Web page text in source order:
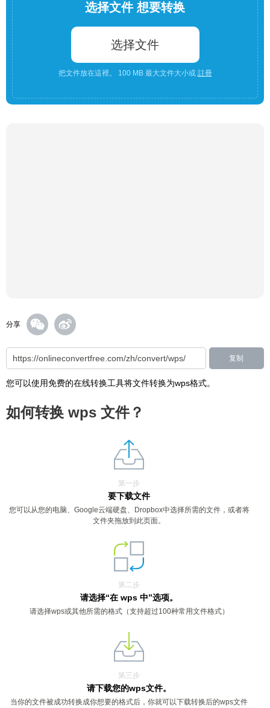
选择文件 想要转换
选择文件
把文件放在這裡。 100 MB 最大文件大小或 註冊
分享
复制
您可以使用免费的在线转换工具将文件转换为wps格式。
如何转换 wps 文件？
第一步
要下载文件
您可以从您的电脑、Google云端硬盘、Dropbox中选择所需的文件，或者将
文件夹拖放到此页面。
第二步
请选择“在 wps 中”选项。
请选择wps或其他所需的格式（支持超过100种常用文件格式）
第三步
请下载您的wps文件。
当你的文件被成功转换成你想要的格式后，你就可以下载转换后的wps文件